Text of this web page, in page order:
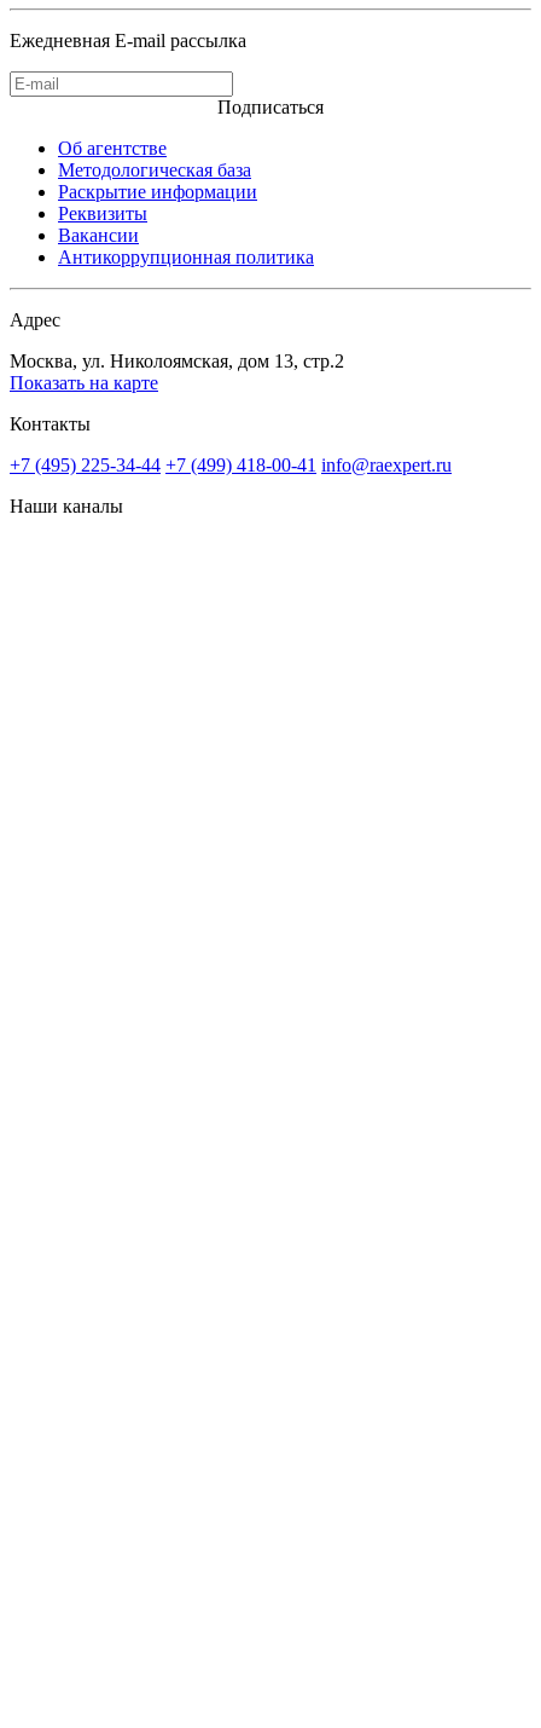
Ежедневная E-mail рассылка
Подписаться
Об агентстве
Методологическая база
Раскрытие информации
Реквизиты
Вакансии
Антикоррупционная политика
Адрес
Москва, ул. Николоямская, дом 13, стр.2
Показать на карте
Контакты
+7 (495) 225-34-44 +7 (499) 418-00-41 info@raexpert.ru
Наши каналы